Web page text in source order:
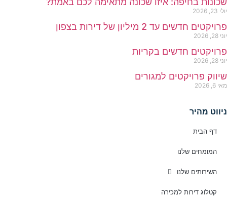
יולי 23, 2026
פרויקטים חדשים עד 2 מיליון של דירות בצפון
יוני 28, 2026
פרויקטים חדשים בקריות
יוני 28, 2026
שיווק פרויקטים למגורים
מאי 6, 2026
ניווט מהיר
דף הבית
המומחים שלנו
השירותים שלנו
קטלוג דירות למכירה